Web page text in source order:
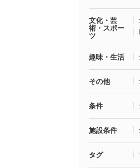
文化・芸
術・スポー
ツ
趣味・生活
その他
条件
施設条件
タグ